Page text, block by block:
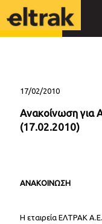
17/02/2010
Ανακοίνωση για
(17.02.2010)
ΑΝΑΚΟΙΝΩΣΗ
Η εταιρεία ΕΛΤΡΑΚ